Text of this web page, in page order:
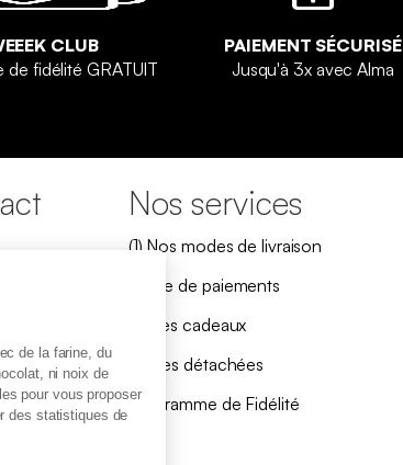
de la farine, du
ni noix de
pour vous proposer
des statistiques de
CLUB
de fidélité GRATUIT
PAIEMENT SÉCURISÉ
Jusqu'à 3x avec Alma
Nos services
(1) Nos modes de livraison
Mode de paiements
Cartes cadeaux
Pièces détachées
Programme de Fidélité